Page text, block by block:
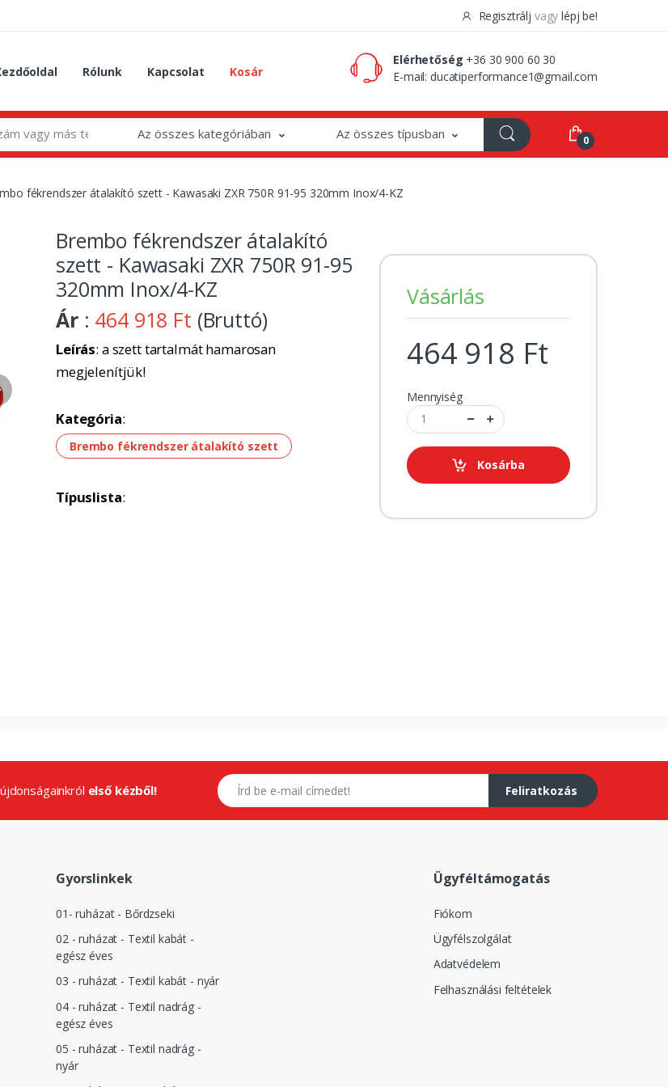
Regisztrálj vagy lépj be!
Rólunk Kapcsolat Kosár
Elérhetőség +36 30 900 60 30
E-mail:ducatiperformance1@gmail.com
Az összes kategóriában Az összes típusban 0
fékrendszer átalakító szett - Kawasaki ZXR 750R 91-95 320mm Inox/4-KZ
Brembo fékrendszer átalakító
szett - Kawasaki ZXR 750R 91-95
320mm Inox/4-KZ
Ár : 464 918 Ft (Bruttó)
Leírás: a szett tartalmát hamarosan
megjelenítjük!
Kategória:
Brembo fékrendszer átalakító szett
Típuslista:
Vásárlás
464 918 Ft
Mennyiség
Kosárba
első kézből!
E-mail címed
Feliratkozás
Gyorslinkek
01- ruházat - Bőrdzseki
02 - ruházat - Textil kabát -
egész éves
03 - ruházat - Textil kabát - nyár
04 - ruházat - Textil nadrág -
egész éves
05 - ruházat - Textil nadrág -
nyár
Ügyféltámogatás
Fiókom
Ügyfélszolgálat
Adatvédelem
Felhasználási feltételek